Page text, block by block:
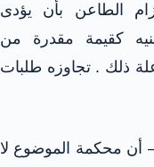
الطاعن بأن يؤدى
كقيمة مقدرة من
ذلك . تجاوزه طلبات
أن محكمة الموضوع لا